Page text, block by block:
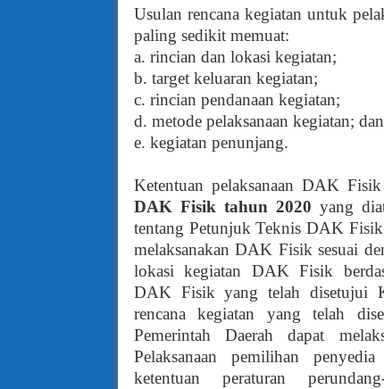
Usulan rencana kegiatan untuk
paling sedikit memuat:
a. rincian dan lokasi kegiatan;
b. target keluaran kegiatan;
c. rincian pendanaan kegiatan;
d. metode pelaksanaan kegiatan; dan
e. kegiatan penunjang.
Ketentuan pelaksanaan DAK
DAK Fisiktahun 2020 yang
tentang Petunjuk Teknis DAK
melaksanakan DAK Fisik sesuai
lokasi kegiatan DAK Fisik
DAK Fisik yang telah disetujui
rencana kegiatan yang telah
Pemerintah Daerah dapat
Pelaksanaan pemilihan
ketentuan peraturan